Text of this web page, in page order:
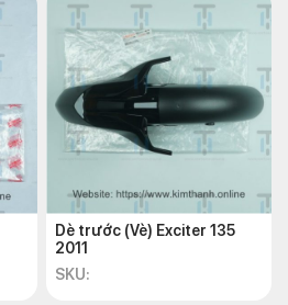
Dè trước (Vè) Exciter 135
2011
SKU: